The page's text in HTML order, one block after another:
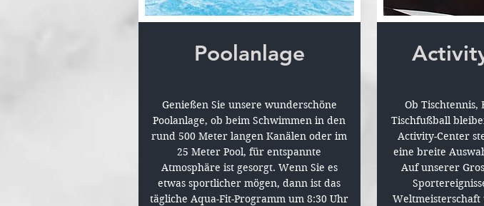
Poolanlage
Genießen Sie unsere wunderschöne
Poolanlage, ob beim Schwimmen in den
rund 500 Meter langen Kanälen oder im
25 Meter Pool, für entspannte
Atmosphäre ist gesorgt. Wenn Sie es
etwas sportlicher mögen, dann ist das
tägliche Aqua-Fit-Programm um 8:30 Uhr
Ob
Tischfußball
Activity-Center
eine breite
Auf unserer
Weltmeisterschaft